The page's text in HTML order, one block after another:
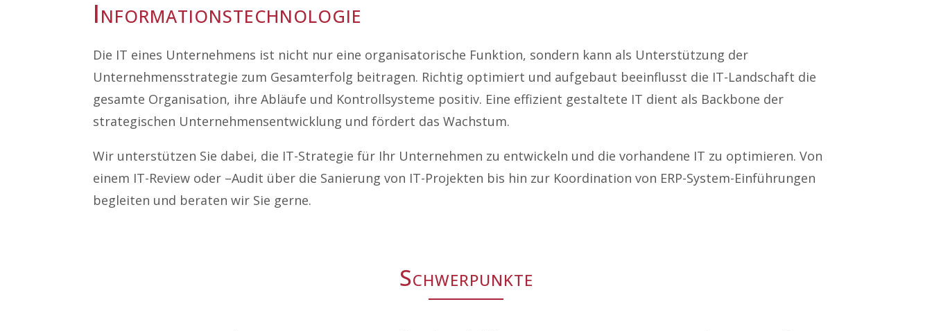
Informationstechnologie
Die IT eines Unternehmens ist nicht nur eine organisatorische Funktion, sondern kann als Unterstützung der
Unternehmensstrategie zum Gesamterfolg beitragen. Richtig optimiert und aufgebaut beeinflusst die IT-Landschaft die
gesamte Organisation, ihre Abläufe und Kontrollsysteme positiv. Eine effizient gestaltete IT dient als Backbone der
strategischen Unternehmensentwicklung und fördert das Wachstum.
Wir unterstützen Sie dabei, die IT-Strategie für Ihr Unternehmen zu entwickeln und die vorhandene IT zu optimieren. Von
einem IT-Review oder –Audit über die Sanierung von IT-Projekten bis hin zur Koordination von ERP-System-Einführungen
begleiten und beraten wir Sie gerne.
Schwerpunkte